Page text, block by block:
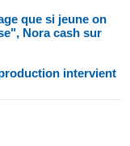
que si jeune on
Nora cash sur
intervient